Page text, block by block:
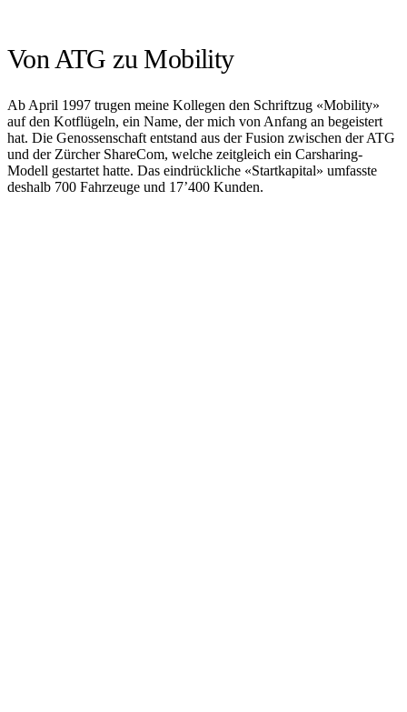
Von ATG zu Mobility
Ab April 1997 trugen meine Kollegen den Schriftzug «Mobility»
auf den Kotflügeln, ein Name, der mich von Anfang an begeistert
hat. Die Genossenschaft entstand aus der Fusion zwischen der ATG
und der Zürcher ShareCom, welche zeitgleich ein Carsharing-
Modell gestartet hatte. Das eindrückliche «Startkapital» umfasste
deshalb 700 Fahrzeuge und 17ʼ400 Kunden.